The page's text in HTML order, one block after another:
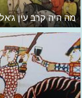
מה היה קרב עין